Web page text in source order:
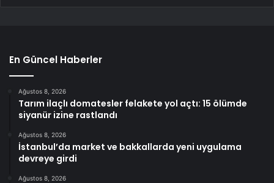
En Güncel Haberler
Ağustos 8, 2026
Tarım ilaçlı domatesler felakete yol açtı: 15 ölümde
siyanür izine rastlandı
Ağustos 8, 2026
İstanbul’da market ve bakkallarda yeni uygulama
devreye girdi
Ağustos 8, 2026